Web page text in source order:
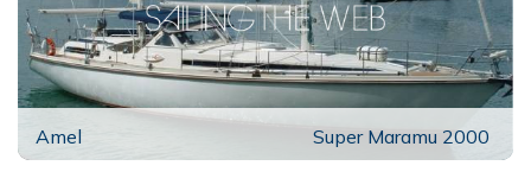
Amel Super Maramu 2000